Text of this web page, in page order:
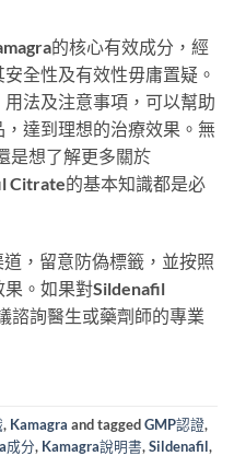
的核心有效成分，經
全性及有效性毋庸置疑。
法及注意事項，可以幫助
達到理想的治療效果。無
是想了解更多關於
Citrate的基本知識都是必
，留意防偽標籤，並按照
。如果對Sildenafil
諮詢醫生或藥劑師的專業
, Kamagra and taggedGMP認證,
成分, Kamagra說明書,Sildenafil,